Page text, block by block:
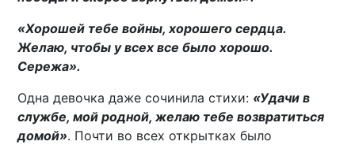
«Хорошей тебе войны, хорошего сердца.
Желаю, чтобы у всех все было хорошо.
Сережа».
Одна девочка даже сочинила стихи: «Удачи в
службе, мой родной, желаю тебе возвратиться
домой». Почти во всех открытках было